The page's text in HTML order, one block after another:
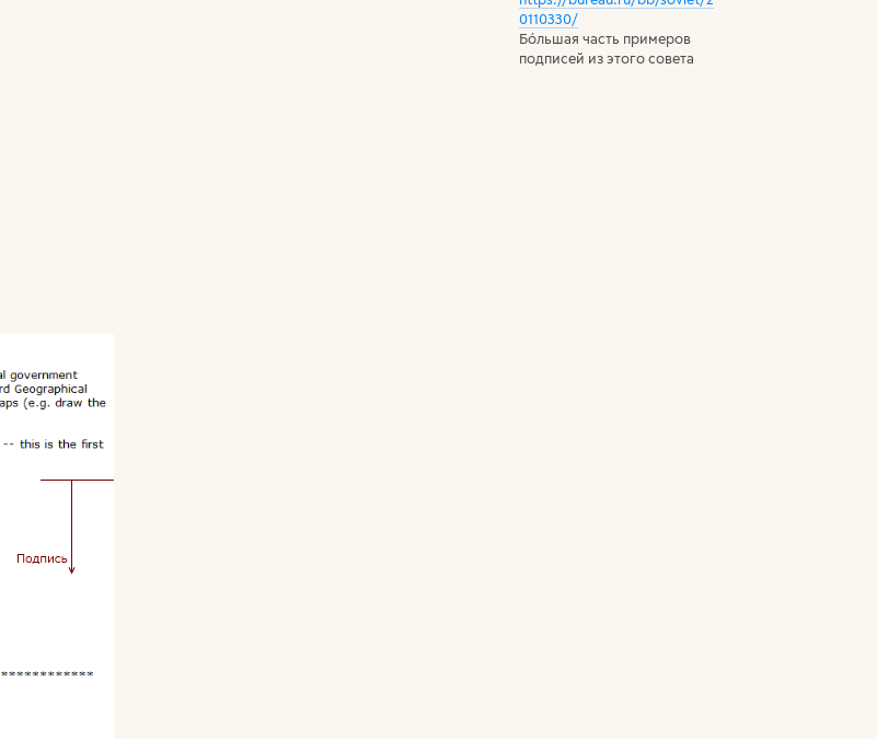
0110330/
Бо́льшая часть примеров
подписей из этого совета